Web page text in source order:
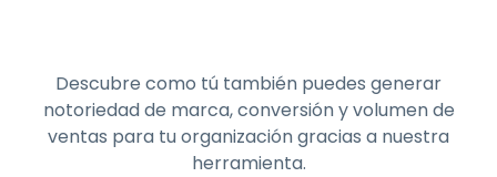
Descubre como tú también puedes generar
notoriedad de marca, conversión y volumen de
ventas para tu organización gracias a nuestra
herramienta.